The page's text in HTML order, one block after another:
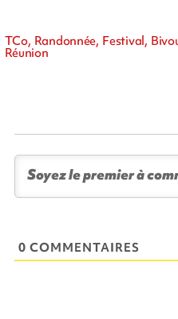
TCo, Randonnée, Festival,
Réunion
0 COMMENTAIRES